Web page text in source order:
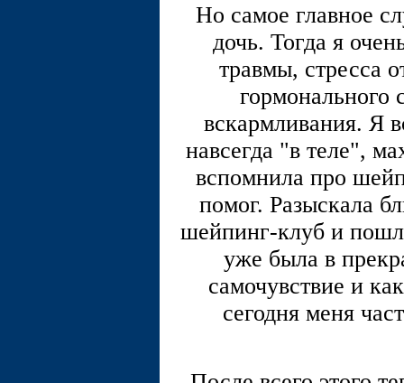
Но самое главное
дочь. Тогда я
травмы, стресса
гормонального
вскармливания. Я
навсегда "в теле",
вспомнила про
помог. Разыскала
шейпинг-клуб и
уже была в
самочувствие и
сегодня меня